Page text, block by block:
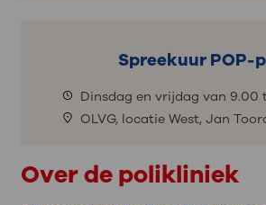
Spreekuur POP-
Dinsdag en vrijdag van 9.00
OLVG, locatie West, Jan
Over de polikliniek